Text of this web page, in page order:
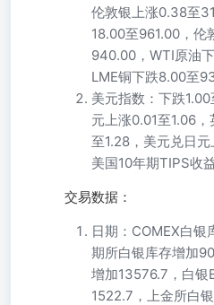
伦敦银上涨0.38至
18.00至961.00，伦
940.00，WTI原油
LME铜下跌8.00至
美元指数：下跌
元上涨0.01至1.06
至1.28，美元兑日
美国10年期TIPS收
交易数据：
日期：COMEX白
期所白银库存增加
增加13576.7，白银
1522.7，上金所白